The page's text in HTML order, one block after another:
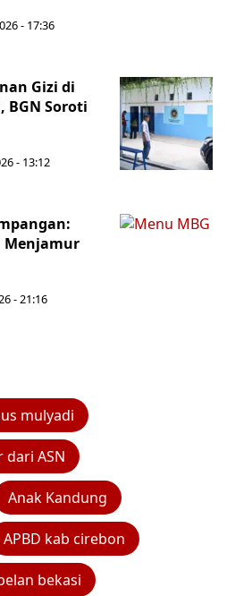
- 17:36
Gizi di
BGN Soroti
- 13:12
Menjamur
- 21:16
mulyadi
ASN
Anak Kandung
APBD kab cirebon
bekasi